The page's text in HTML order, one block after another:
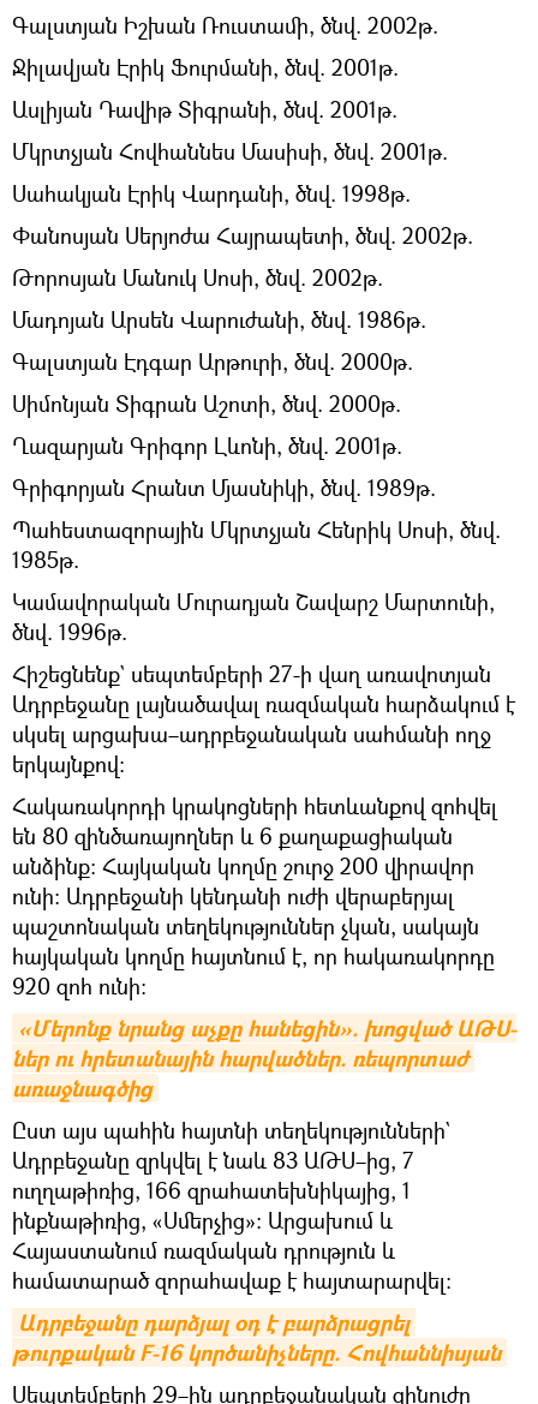
Գալստյան Իշխան Ռուստամի, ծնվ. 2002թ.
Ջիլավյան Էրիկ Ֆուրմանի, ծնվ. 2001թ.
Ասլիյան Դավիթ Տիգրանի, ծնվ. 2001թ.
Մկրտչյան Հովհաննես Մասիսի, ծնվ. 2001թ.
Սահակյան Էրիկ Վարդանի, ծնվ. 1998թ.
Փանոսյան Սերյոժա Հայրապետի, ծնվ. 2002թ.
Թորոսյան Մանուկ Սոսի, ծնվ. 2002թ.
Մադոյան Արսեն Վարուժանի, ծնվ. 1986թ.
Գալստյան Էդգար Արթուրի, ծնվ. 2000թ.
Սիմոնյան Տիգրան Աշոտի, ծնվ. 2000թ.
Ղազարյան Գրիգոր Լևոնի, ծնվ. 2001թ.
Գրիգորյան Հրանտ Մյասնիկի, ծնվ. 1989թ.
Պահեստազորային Մկրտչյան Հենրիկ Սոսի, ծնվ.
1985թ.
Կամավորական Մուրադյան Շավարշ Մարտունի,
ծնվ. 1996թ.
Հիշեցնենք` սեպտեմբերի 27-ի վաղ առավոտյան
Ադրբեջանը լայնածավալ ռազմական հարձակում է
սկսել արցախա–ադրբեջանական սահմանի ողջ
երկայնքով։
Հակառակորդի կրակոցների հետևանքով զոհվել
են 80 զինծառայողներ և 6 քաղաքացիական
անձինք։ Հայկական կողմը շուրջ 200 վիրավոր
ունի։ Ադրբեջանի կենդանի ուժի վերաբերյալ
պաշտոնական տեղեկություններ չկան, սակայն
հայկական կողմը հայտնում է, որ հակառակորդը
920 զոհ ունի։
«Մերոնք նրանց աչքը հանեցին». խոցված ԱԹՍ-
ներ ու հրետանային հարվածներ. ռեպորտաժ
առաջնագծից
Ըստ այս պահին հայտնի տեղեկությունների`
Ադրբեջանը զրկվել է նաև 83 ԱԹՍ–ից, 7
ուղղաթիռից, 166 զրահատեխնիկայից, 1
ինքնաթիռից, «Սմերչից»։ Արցախում և
Հայաստանում ռազմական դրություն և
համատարած զորահավաք է հայտարարվել։
Ադրբեջանը դարձյալ օդ է բարձրացրել
թուրքական F-16 կործանիչները. Հովհաննիսյան
Սեպտեմբերի 29–ին ադրբեջանական զինուժը